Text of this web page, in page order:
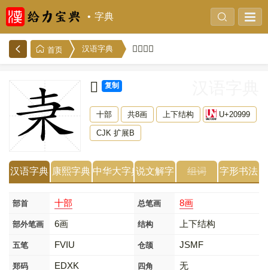
字典
首页 汉语字典 𠦙的解释
𠦙 复制
十部 共8画 上下结构 U+20999
CJK 扩展B
汉语字典 康熙字典 中华大字典说文解字 组词 字形书法
部首 十部 总笔画 8画
部外笔画 6画 结构 上下结构
五笔 FVIU 仓颉 JSMF
郑码 EDXK 四角 无